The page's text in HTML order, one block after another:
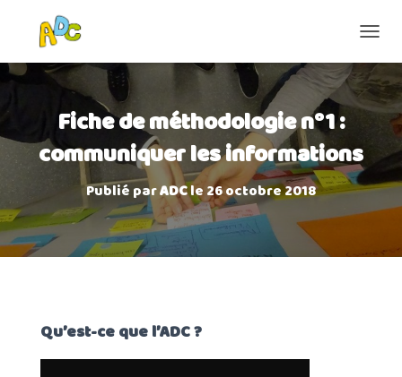
É
P
I
R
A
A
Fiche de méthodologie n°1 :
communiquer les informations
Publié parADCle26 octobre 2018
Qu’est-ce que l’ADC ?